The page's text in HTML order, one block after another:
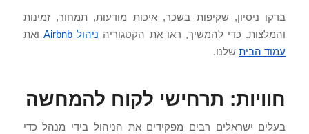
בדקו ניסיון, שקיפות בשכר, איכות מודעות, תמחור, זמינות
והמלצות. כדי להמשיך, ראו את הקטגוריה ניהול Airbnb
ואת
עמוד הביתשלנו.
חוויות: תרחישי לקוח להמחשה
בעלים ישראלים רבים מפקידים את הניהול בידי מנהל כדי